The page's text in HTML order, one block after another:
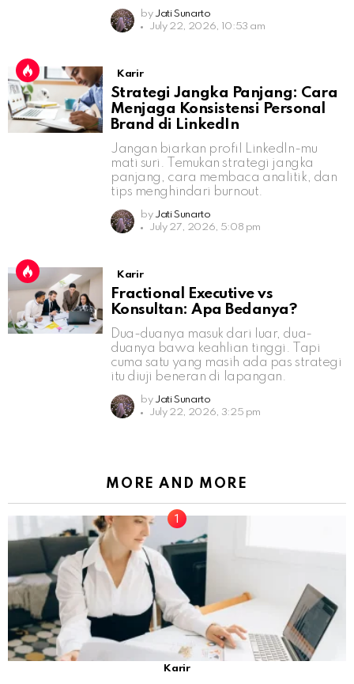
by Jati Sunarto
July 22, 2026, 10:53 am
Karir
Strategi Jangka Panjang: Cara
Menjaga Konsistensi Personal
Brand di LinkedIn
Jangan biarkan profil LinkedIn-mu
mati suri. Temukan strategi jangka
panjang, cara membaca analitik, dan
tips menghindari burnout.
by Jati Sunarto
July 27, 2026, 5:08 pm
Karir
Fractional Executive vs
Konsultan: Apa Bedanya?
Dua-duanya masuk dari luar, dua-
duanya bawa keahlian tinggi. Tapi
cuma satu yang masih ada pas strategi
itu diuji beneran di lapangan.
by Jati Sunarto
July 22, 2026, 3:25 pm
MORE AND MORE
Karir